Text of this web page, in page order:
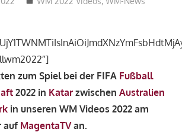
zum Spiel bei der FIFA Fußball
2022 in Katarzwischen Australien
in unseren WM Videos 2022 am
auf MagentaTVan.